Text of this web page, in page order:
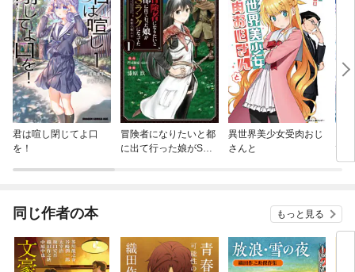
君は喧し閉じてよ口
を！
冒険者になりたいと都
に出て行った娘がSラ
異世界美少女受肉おじ
さんと
で
保
同じ作者の本 もっと見る